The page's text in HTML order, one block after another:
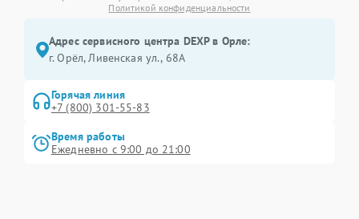
Политикой конфиденциальности
Адрес сервисного центра DEXP в Орле:
г. Орёл, Ливенская ул., 68А
Горячая линия
+7 (800) 301-55-83
Время работы
Ежедневно с 9:00 до 21:00